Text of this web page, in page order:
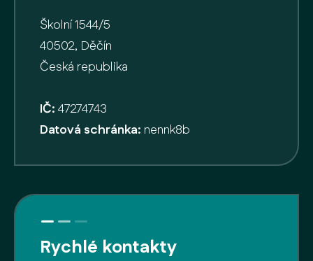
Školní 1544/5
40502, Děčín
Česká republika
IČ:47274743
Datová schránka: nennk8b
Rychlé kontakty